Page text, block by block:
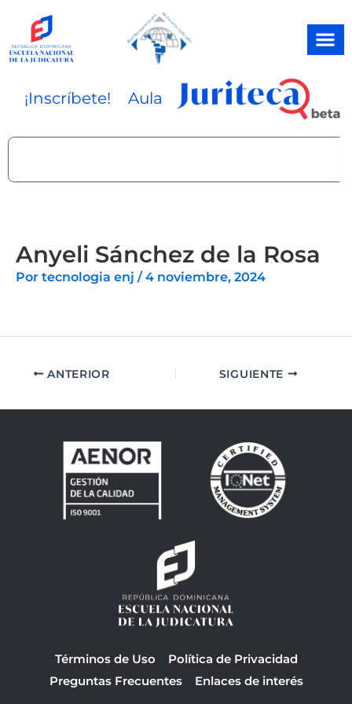
contenido
¡Inscríbete! Aula
Search
Anyeli Sánchez de la Rosa
Por tecnologia enj / 4 noviembre, 2024
ANTERIOR SIGUIENTE
Términos de Uso
Política de Privacidad
Preguntas Frecuentes
Enlaces de interés